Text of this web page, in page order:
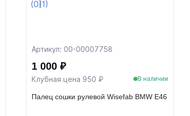
Артикул: 00-00007758
1 000 ₽
Клубная цена 950 ₽ В наличии
Палец сошки рулевой Wisefab BMW E46